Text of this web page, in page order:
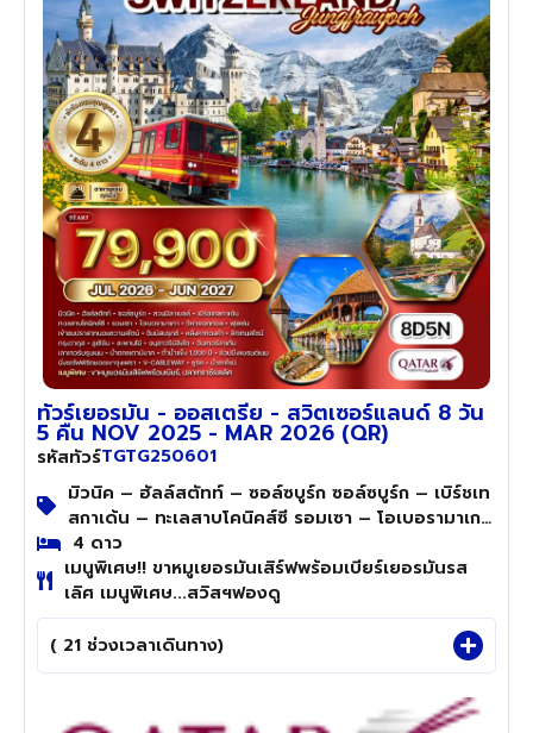
ทัวร์เยอรมัน - ออสเตรีย - สวิตเซอร์แลนด์ 8 วัน
5 คืน NOV 2025 - MAR 2026 (QR)
รหัสทัวร์TGTG250601
มิวนิค – ฮัลล์สตัทท์ – ซอล์ซบูร์ก ซอล์ซบูร์ก – เบิร์ชเท
สกาเด้น – ทะเลสาบโคนิคส์ซี รอมเซา – โอเบอรามาเกา
– วิหารเอททอล – ฟุสเซ่น ฟุสเซ่น – เข้าชมปราสาท
นอยชวานสไตน์ อินซ์บรูกซ์ – ลิกเทนสไตน์ – กรุงวาดุส
– ลูเซิร์น – ชมเมือง อินเทอร์ลาเค่น – เลาเทอร์
จุงเฟรา ซูริค – น้ำตกไรน์ – สนามบินซูริค – โดฮา
4 ดาว
เมนูพิเศษ!! ขาหมูเยอรมันเสิร์ฟพร้อมเบียร์เยอรมันรส
เลิศ เมนูพิเศษ...สวิสฯฟองดู
( 21 ช่วงเวลาเดินทาง)